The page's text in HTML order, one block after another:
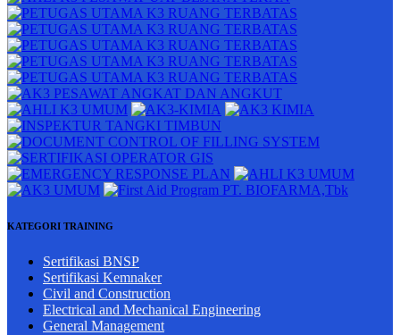
KATEGORI TRAINING
Sertifikasi BNSP
Sertifikasi Kemnaker
Civil and Construction
Electrical and Mechanical Engineering
General Management